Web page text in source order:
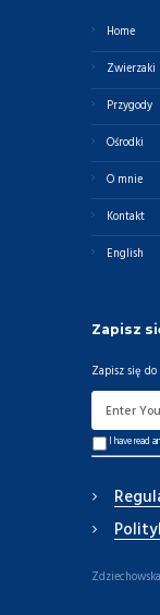
Home
Zwierzaki
Przygody
Ośrodki
O mnie
Kontakt
English
Zapisz
Zapisz się
I have read